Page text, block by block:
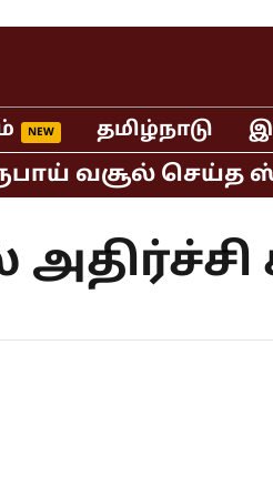
தமிழ்நாடு
வசூல் செய்த